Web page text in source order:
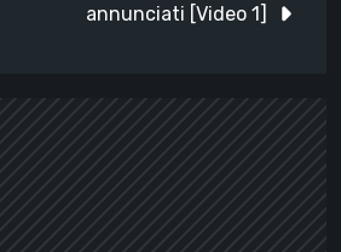
annunciati [Video 1]